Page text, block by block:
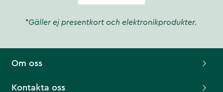
*Gäller ej presentkort och elektronikprodukter.
Om oss
Kontakta oss